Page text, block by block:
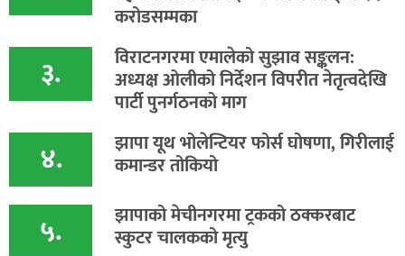
करोडसम्मका
३. विराटनगरमा एमालेको सुझाव सङ्कलन:
अध्यक्ष ओलीको निर्देशन विपरीत नेतृत्वदेखि
पार्टी पुनर्गठनको माग
४. झापा यूथ भोलेन्टियर फोर्स घोषणा, गिरीलाई
कमान्डर तोकियो
५. ​झापाको मेचीनगरमा ट्रकको ठक्करबाट
स्कुटर चालकको मृत्यु